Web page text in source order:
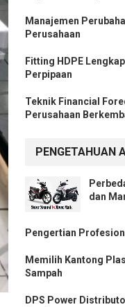
Manajemen
Perusahaan
Fitting HDPE
Perpipaan
Teknik Financial
Perusahaan
PENGETAHUAN
dan
Pengertian
Memilih Kantong
Sampah
DPS Power